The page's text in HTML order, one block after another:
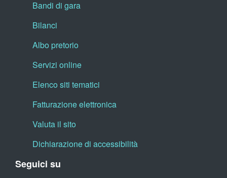
Bandi di gara
Bilanci
Albo pretorio
Servizi online
Elenco siti tematici
Fatturazione elettronica
Valuta il sito
Dichiarazione di accessibilità
Seguici su